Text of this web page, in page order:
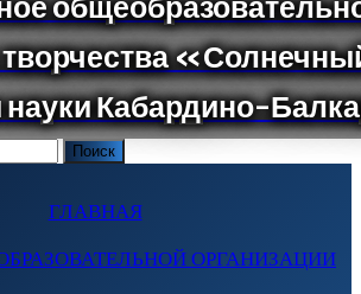
ГЛАВНАЯ
ОРГАНИЗАЦИИ